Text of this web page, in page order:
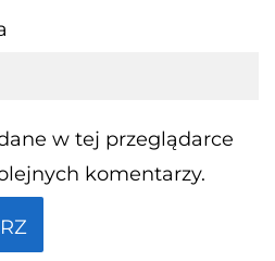
w tej przeglądarce
komentarzy.